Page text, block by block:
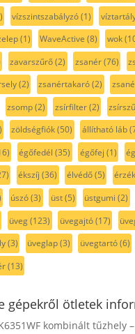
vízszintszabályzó(1)
(1) WaveActive (8) wok
zavarszűrő(2) zsanér(76)
(2) zsanértakaró(2)
zsomp(2) zsírfilter(2)
zöldségfiók(50) állítható láb
égőfedél (35) égőfej (1)
ékszíj (36) élvédő(5)
úszó(3) üst(5) üstgumi (2)
üveg(123) üvegajtó(17)
(3) üveglap(3) üvegtartó(6)
(13)
gépekről ötletek
kombinált tűzhely –